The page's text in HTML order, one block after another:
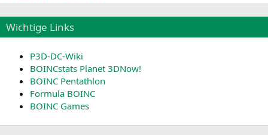
Wichtige Links
P3D-DC-Wiki
BOINCstats Planet 3DNow!
BOINC Pentathlon
Formula BOINC
BOINC Games